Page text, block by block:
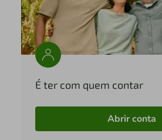
É ter com quem contar
Abrir conta